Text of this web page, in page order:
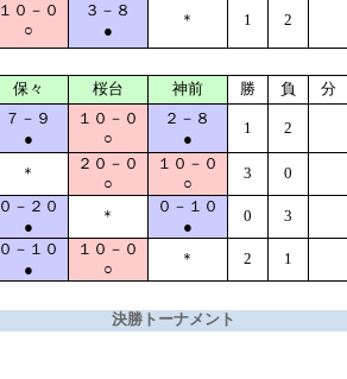
１０－０
○
３－８
●
＊ 1 2
保々 桜台 神前 勝 負 分
７－９
●
１０－０
○
２－８
●
1 2
＊
２０－０
○
１０－０
○
3 0
０－２０
●
＊
０－１０
●
0 3
０－１０
●
１０－０
○
＊ 2 1
決勝トーナメント